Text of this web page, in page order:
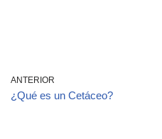
ANTERIOR
¿Qué es un Cetáceo?